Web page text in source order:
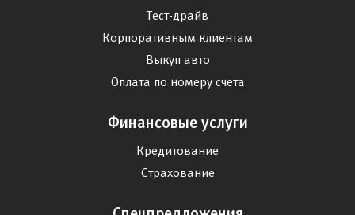
Тест-драйв
Корпоративным клиентам
Выкуп авто
Оплата по номеру счета
Финансовые услуги
Кредитование
Страхование